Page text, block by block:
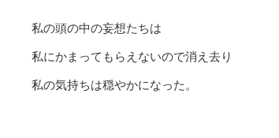
私の頭の中の妄想たちは
私にかまってもらえないので消え去り
私の気持ちは穏やかになった。